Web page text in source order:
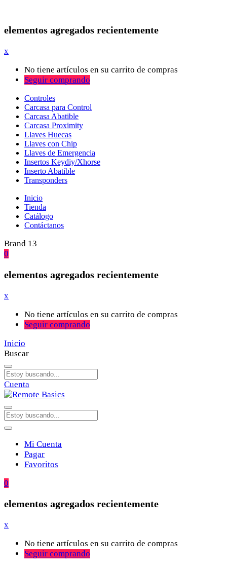
elementos agregados recientemente
x
No tiene artículos en su carrito de compras
Seguir comprando
Controles
Carcasa para Control
Carcasa Abatible
Carcasa Proximity
Llaves Huecas
Llaves con Chip
Llaves de Emergencia
Insertos Keydiy/Xhorse
Inserto Abatible
Transponders
Inicio
Tienda
Catálogo
Contáctanos
Brand 13
0
elementos agregados recientemente
x
No tiene artículos en su carrito de compras
Seguir comprando
Inicio
Buscar
Cuenta
Mi Cuenta
Pagar
Favoritos
0
elementos agregados recientemente
x
No tiene artículos en su carrito de compras
Seguir comprando